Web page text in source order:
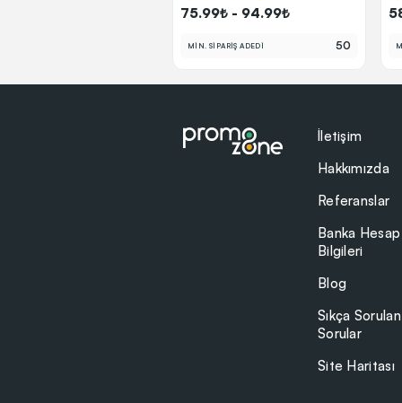
75.99₺ - 94.99₺
MİN. SİPARİŞ ADEDİ 50
İletişim
Hakkımızda
Referanslar
Banka Hesap
Bilgileri
Blog
Sıkça Sorulan
Sorular
Site Haritası